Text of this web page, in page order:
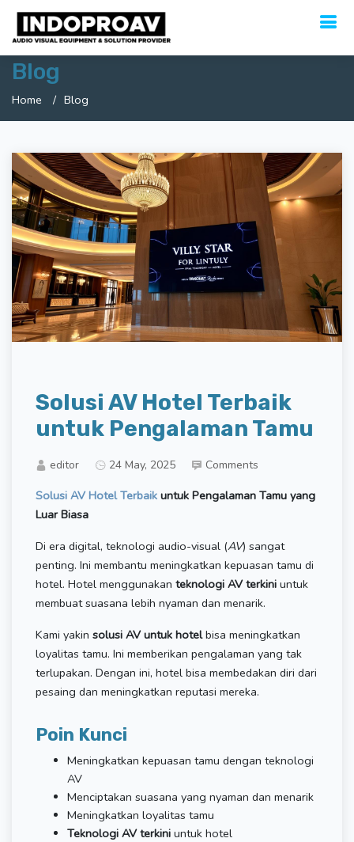
Blog
Home Blog
Solusi AV Hotel Terbaik
untuk Pengalaman Tamu
editor 24 May, 2025 Comments
Solusi AV Hotel Terbaik untuk Pengalaman Tamu yang
Luar Biasa
Di era digital, teknologi audio-visual (AV) sangat
penting. Ini membantu meningkatkan kepuasan tamu di
hotel. Hotel menggunakan teknologi AV terkini untuk
membuat suasana lebih nyaman dan menarik.
Kami yakin solusi AV untuk hotelbisa meningkatkan
loyalitas tamu. Ini memberikan pengalaman yang tak
terlupakan. Dengan ini, hotel bisa membedakan diri dari
pesaing dan meningkatkan reputasi mereka.
Poin Kunci
Meningkatkan kepuasan tamu dengan teknologi
AV
Menciptakan suasana yang nyaman dan menarik
Meningkatkan loyalitas tamu
Teknologi AV terkini untuk hotel